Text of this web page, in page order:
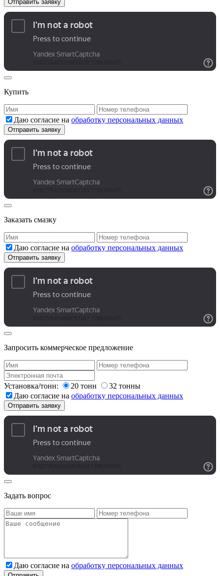
Купить
Даю согласие на обработку персональных данных
Заказать смазку
Даю согласие на обработку персональных данных
Запросить коммерческое предложение
Установка/тонн: 20 тонн
32 тонны
Даю согласие на обработку персональных данных
Задать вопрос
Даю согласие на обработку персональных данных